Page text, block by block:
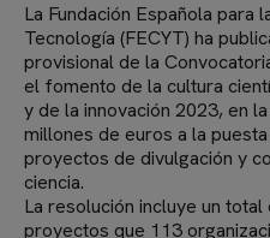
La Fundación Española para
Tecnología (FECYT) ha
provisional de la
el fomento de la cultura
y de la innovación 2023, en
millones de euros a la
proyectos de divulgación y
ciencia.
La resolución incluye un total
proyectos que 113